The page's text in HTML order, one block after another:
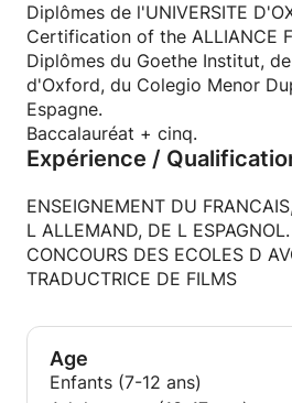
vécu dans les pays des langues
J'aime le cinéma, les
animaux, les voyages, la lecture.
IN A FEW WORDS
Hello, I live in Montpellier in
am a mature and experienced
welcoming, who will know how
progress. Gifted with a real
that will help adults or children
themselves in the language
will offer you classes adapted
countries of the languages I
hiking, horses, animals, travel,
Diplômes de l'UNIVERSITE
Certification of the ALLIANCE
Diplômes du Goethe Institut,
d'Oxford, du Colegio Menor
Espagne.
Baccalauréat + cinq.
Expérience /
ENSEIGNEMENT DU
L ALLEMAND, DE L
CONCOURS DES ECOLES D
TRADUCTRICE DE FILMS
Age
Enfants (7-12 ans)